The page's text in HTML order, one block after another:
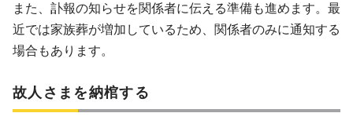
また、訃報の知らせを関係者に伝える準備も進めます。最
近では家族葬が増加しているため、関係者のみに通知する
場合もあります。
故人さまを納棺する